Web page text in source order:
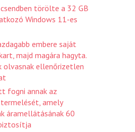
törölte a 32 GB
Windows 11-es
embere saját
majd magára hagyta.
olvasnak ellenőrizetlen
fogni annak az
amely
áramellátásának 60